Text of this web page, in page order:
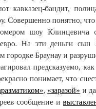
кавказец-бандит,
Совершенно понятно,
шоу Клинцевича
На эти деньги
городке Браунау и
предсказуемо,
понимает, что
, «заразой» и
сообщение и